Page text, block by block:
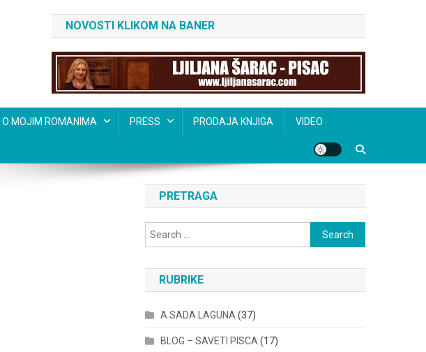
NOVOSTI KLIKOM NA BANER
O MOJIM ROMANIMA PRESS PRODAJA KNJIGA VIDEO
PRETRAGA
Search
for:
RUBRIKE
A SADA LAGUNA (37)
BLOG – SAVETI PISCA (17)